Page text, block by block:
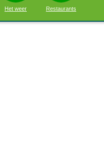
Het weer Restaurants